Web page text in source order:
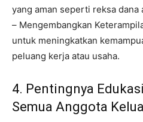
yang aman seperti reksa dana
– Mengembangkan
untuk meningkatkan
peluang kerja atau usaha.
4. Pentingnya
Semua Anggota